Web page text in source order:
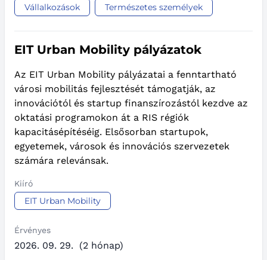
Vállalkozások Természetes személyek
EIT Urban Mobility pályázatok
Az EIT Urban Mobility pályázatai a fenntartható
városi mobilitás fejlesztését támogatják, az
innovációtól és startup finanszírozástól kezdve az
oktatási programokon át a RIS régiók
kapacitásépítéséig. Elsősorban startupok,
egyetemek, városok és innovációs szervezetek
számára relevánsak.
Kiíró
EIT Urban Mobility
Érvényes
2026. 09. 29. (2 hónap)